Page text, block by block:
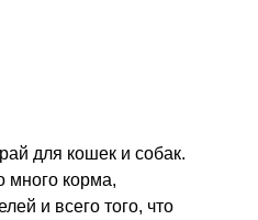
для кошек и собак.
много корма,
и всего того, что